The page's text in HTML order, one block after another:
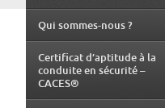
Qui sommes-nous ?
Certificat d’aptitude à la
conduite en sécurité –
CACES®